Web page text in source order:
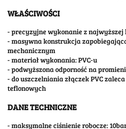
WŁAŚCIWOŚCI
- precyzyjne wykonanie z najwyższej
- masywna konstrukcja
mechanicznym
- materiał wykonania: PVC-u
- podwyższona odporność na
- do uszczelniania złączek PVC
teflonowych
DANE TECHNICZNE
- maksymalne ciśnienie robocze: